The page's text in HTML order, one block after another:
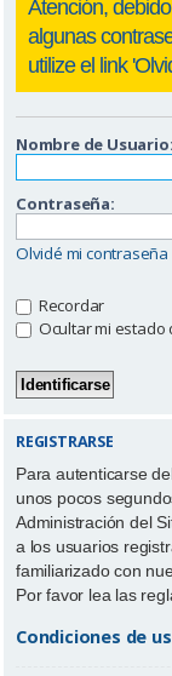
Nombre de Usuario:
Contraseña:
Olvidé mi contraseña
Recordar
Ocultar mi estado
REGISTRARSE
Para autenticarse
unos pocos
Administración del
a los usuarios
familiarizado con
Por favor lea las
Condiciones de